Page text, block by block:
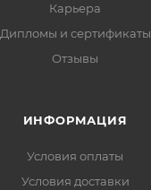
Карьера
Дипломы и сертификаты
Отзывы
ИНФОРМАЦИЯ
Условия оплаты
Условия доставки